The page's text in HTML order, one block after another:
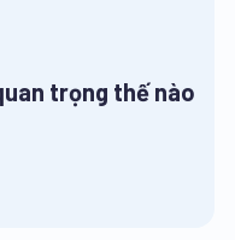
trọng thế nào